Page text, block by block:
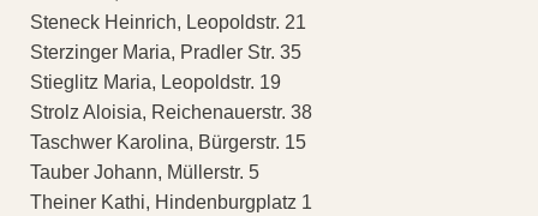
Steneck Heinrich, Leopoldstr. 21
Sterzinger Maria, Pradler Str. 35
Stieglitz Maria, Leopoldstr. 19
Strolz Aloisia, Reichenauerstr. 38
Taschwer Karolina, Bürgerstr. 15
Tauber Johann, Müllerstr. 5
Theiner Kathi, Hindenburgplatz 1